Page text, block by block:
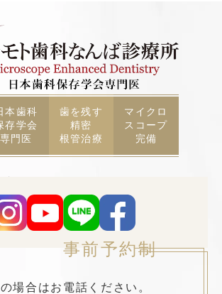
本歯科
存学会
専門医
歯を残す
精密
根管治療
マイクロ
スコープ
完備
事前予約制
場合はお電話ください。